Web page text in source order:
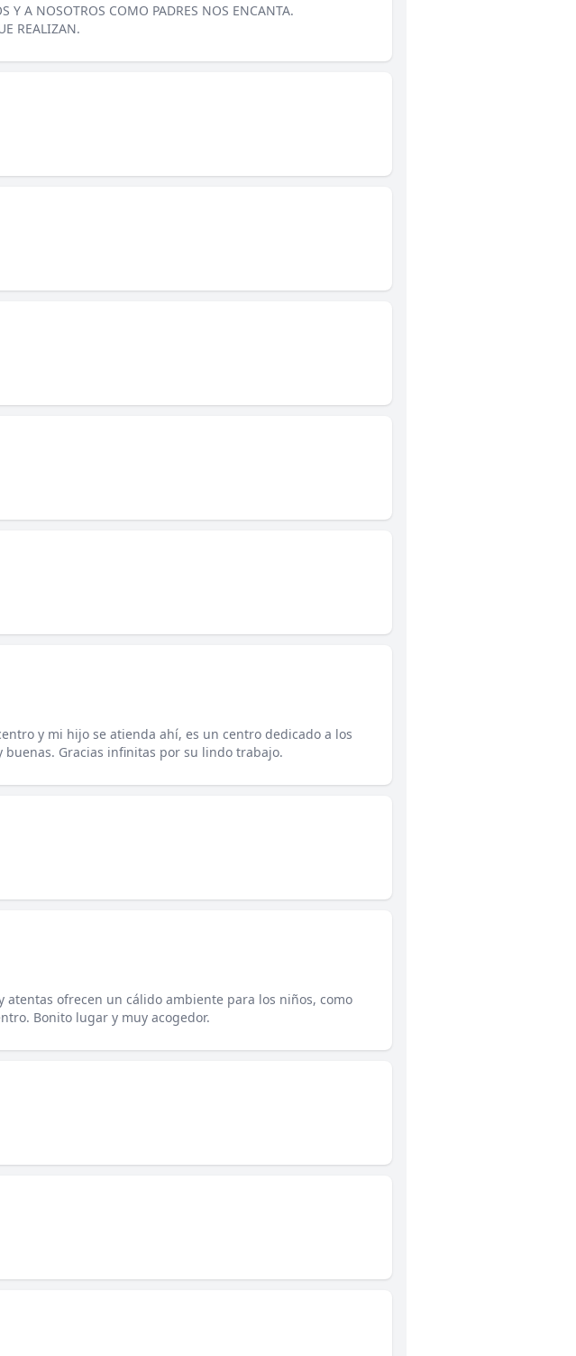
Y A NOSOTROS COMO PADRES NOS ENCANTA.
REALIZAN.
y mi hijo se atienda ahí, es un centro dedicado a los
Gracias infinitas por su lindo trabajo.
atentas ofrecen un cálido ambiente para los niños, como
Bonito lugar y muy acogedor.